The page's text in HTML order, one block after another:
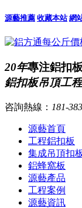
源藝推薦 收藏本站 網
20年專注鋁扣
鋁扣板吊頂工
咨詢熱線： 181-
源藝首頁
工程鋁扣板
集成吊頂扣
鋁蜂窩板
源藝產品
工程案例
源藝資訊